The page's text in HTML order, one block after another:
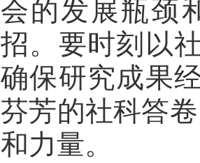
会的发展瓶颈
招。要时刻以
确保研究成果
芬芳的社科答
和力量。